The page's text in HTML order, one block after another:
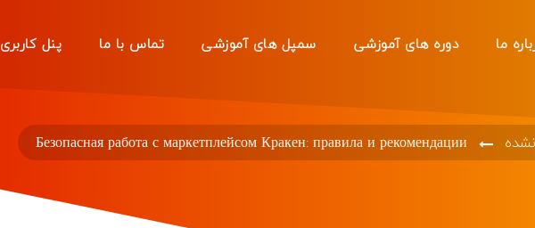
ما دوره های آموزشی سمپل های آموزشی تماس با ما پنل کاربری
Безопасная работа с маркетплейсом Кракен: правила и рекомендации